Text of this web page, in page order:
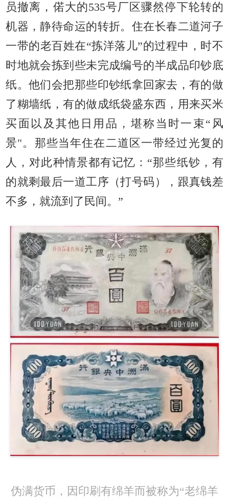
员撤离，偌大的535号厂区骤然停下轮转的
机器，静待命运的转折。住在长春二道河子
一带的老百姓在“拣洋落儿”的过程中，时不
时地就会拣到些未完成编号的半成品印钞底
纸。他们会把那些印钞纸拿回家去，有的做
了糊墙纸，有的做成纸袋盛东西，用来买米
买面以及其他日用品，堪称当时一束“风
景"。那些当年住在二道区一带经过光复的
人，对此种情景都有记忆：“那些纸钞，有
的就剩最后一道工序（打号码），跟真钱差
不多，就流到了民间。”
伪满货币，因印刷有绵羊而被称为“老绵羊